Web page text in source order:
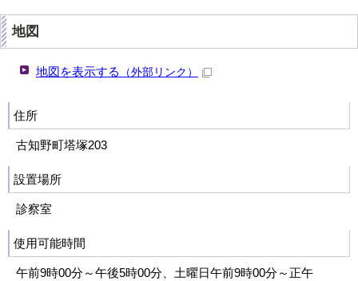
地図
地図を表示する （外部リンク）
住所
古知野町塔塚203
設置場所
診察室
使用可能時間
午前9時00分～午後5時00分、土曜日午前9時00分～正午